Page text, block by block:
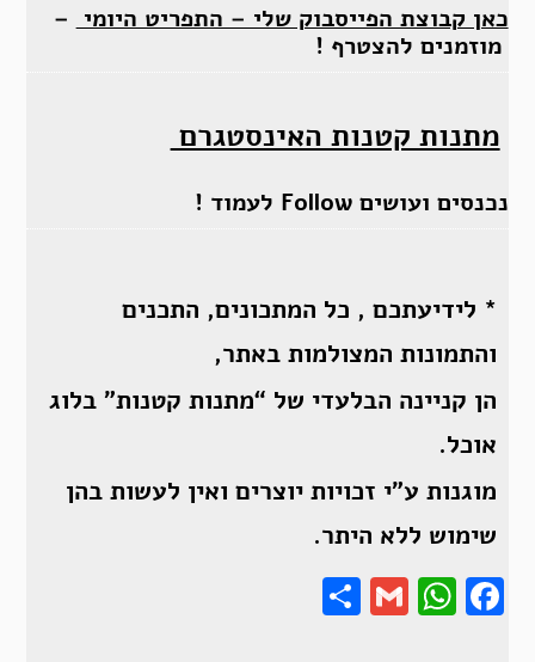
כאן קבוצת הפייסבוק שלי – התפריט היומי –
מוזמנים להצטרף !
מתנות קטנות האינסטגרם
נכנסים ועושים Follow לעמוד !
* לידיעתכם , כל המתכונים, התכנים
והתמונות המצולמות באתר,
הן קניינה הבלעדי של “מתנות קטנות” בלוג
אוכל.
מוגנות ע”י זכויות יוצרים ואין לעשות בהן
שימוש ללא היתר.
Gmail
Share